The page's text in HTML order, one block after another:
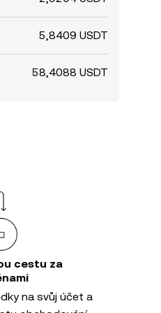
5,8409 USDT
58,4088 USDT
cestu za
na svůj účet a